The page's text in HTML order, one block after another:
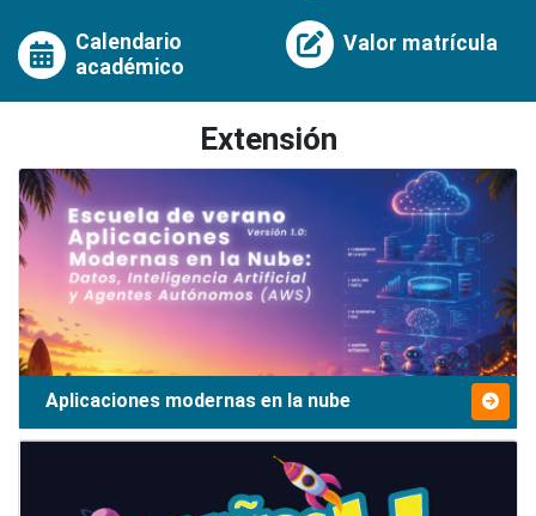
Calendario
académico
Valor matrícula
Extensión
Aplicaciones modernas en la nube